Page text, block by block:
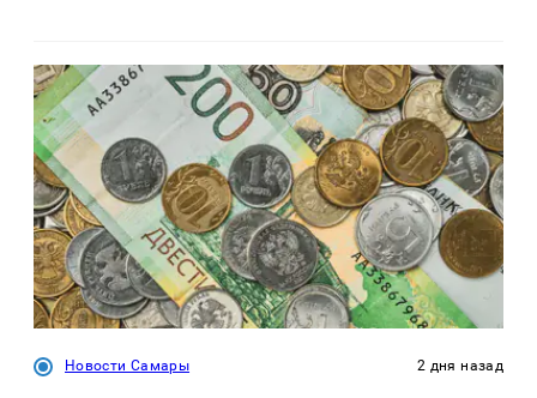
Новости Самары 2 дня назад